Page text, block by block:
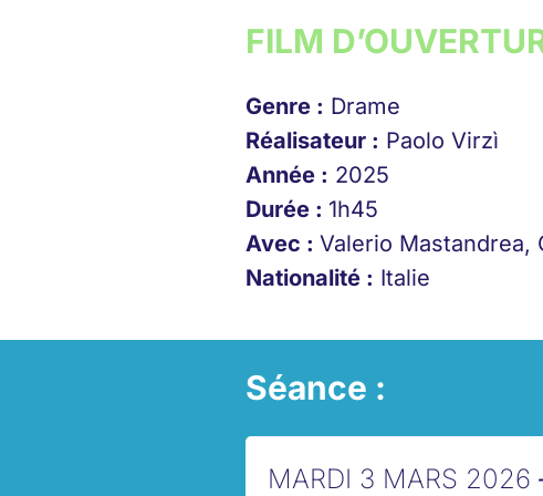
FILM
Genre : Drame
Réalisateur : Paolo Virzì
Année : 2025
Durée : 1h45
Avec : Valerio Mastandrea,
Nationalité : Italie
Séance :
MARDI 3 MARS 2026